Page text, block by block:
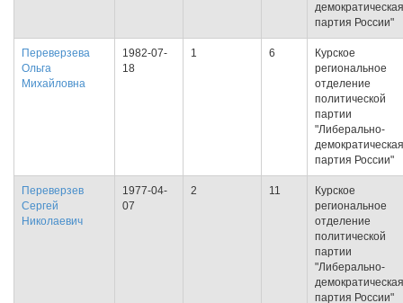
демократическая
партия России"
Переверзева
Ольга
Михайловна
1982-07-
18
1 6
Курское
региональное
отделение
политической
партии
"Либерально-
демократическая
партия России"
Переверзев
Сергей
Николаевич
1977-04-
07
2 11
Курское
региональное
отделение
политической
партии
"Либерально-
демократическая
партия России"